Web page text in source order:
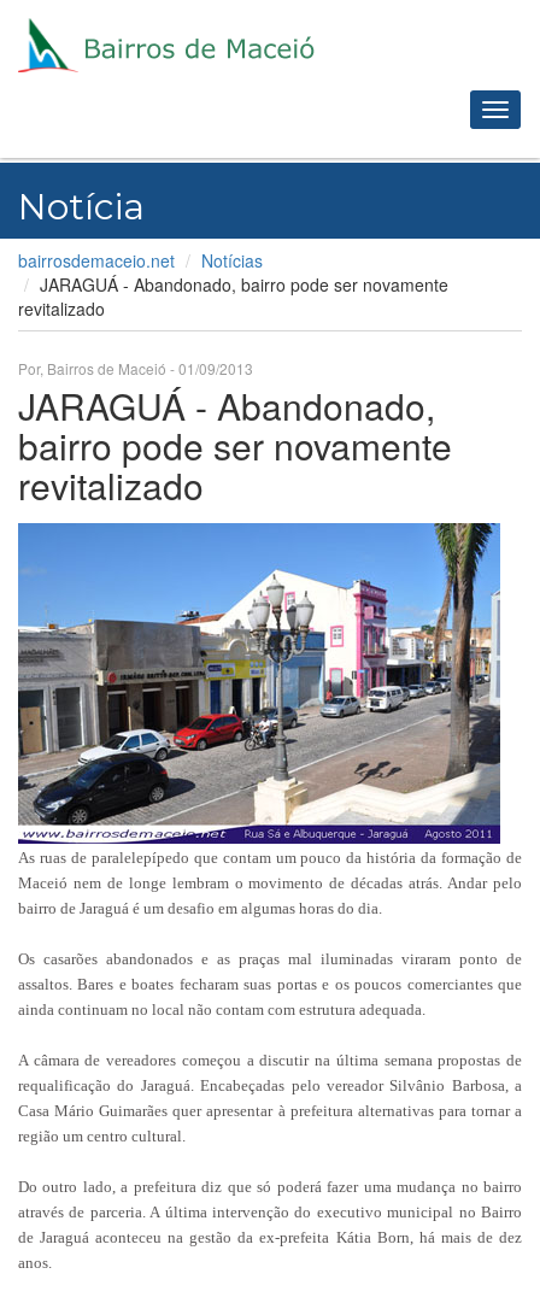
Notícia
bairrosdemaceio.net
Notícias
JARAGUÁ - Abandonado, bairro pode ser novamente
revitalizado
Por, Bairros de Maceió - 01/09/2013
JARAGUÁ - Abandonado,
bairro pode ser novamente
revitalizado
As ruas de paralelepípedo que contam um pouco da história da formação de
Maceió nem de longe lembram o movimento de décadas atrás. Andar pelo
bairro de Jaraguá é um desafio em algumas horas do dia.
Os casarões abandonados e as praças mal iluminadas viraram ponto de
assaltos. Bares e boates fecharam suas portas e os poucos comerciantes que
ainda continuam no local não contam com estrutura adequada.
A câmara de vereadores começou a discutir na última semana propostas de
requalificação do Jaraguá. Encabeçadas pelo vereador Silvânio Barbosa, a
Casa Mário Guimarães quer apresentar à prefeitura alternativas para tornar a
região um centro cultural.
Do outro lado, a prefeitura diz que só poderá fazer uma mudança no bairro
através de parceria. A última intervenção do executivo municipal no Bairro
de Jaraguá aconteceu na gestão da ex-prefeita Kátia Born, há mais de dez
anos.